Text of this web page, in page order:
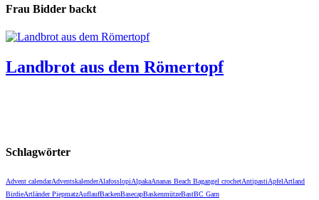
Frau Bidder backt
Landbrot aus dem Römertopf
Schlagwörter
Advent calendarAdventskalenderAlafosslopiAlpakaAnanas Beach Bagangel crochetAntipastiApfelArtland
BirdieArtländer PiepmatzAuflaufBackenBasecapBaskenmützeBastBC Garn